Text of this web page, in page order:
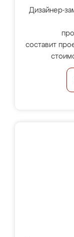
Дизайнер-
составит